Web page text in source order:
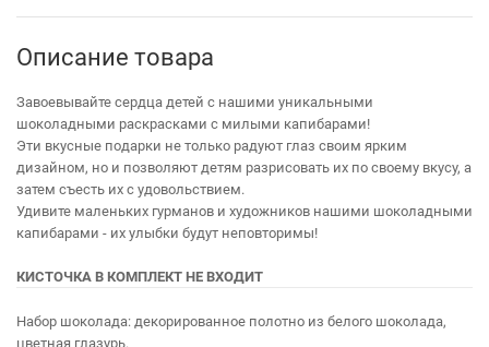
Описание товара
Завоевывайте сердца детей с нашими уникальными
шоколадными раскрасками с милыми капибарами!
Эти вкусные подарки не только радуют глаз своим ярким
дизайном, но и позволяют детям разрисовать их по своему вкусу, а
затем съесть их с удовольствием.
Удивите маленьких гурманов и художников нашими шоколадными
капибарами - их улыбки будут неповторимы!
КИСТОЧКА В КОМПЛЕКТ НЕ ВХОДИТ
Набор шоколада: декорированное полотно из белого шоколада,
цветная глазурь.